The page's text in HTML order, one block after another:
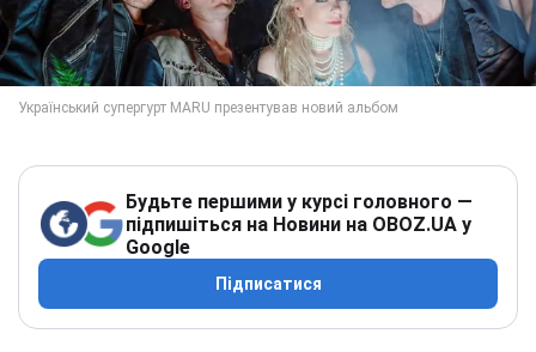
Будьте першими у курсі головного —
підпишіться на Новини на OBOZ.UA у
Google
Підписатися